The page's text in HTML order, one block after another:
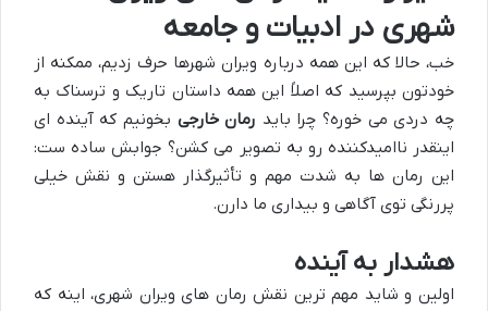
شهری در ادبیات و جامعه
خب، حالا که این همه درباره ویران شهرها حرف زدیم، ممکنه از
خودتون بپرسید که اصلاً این همه داستان تاریک و ترسناک به
چه دردی می خوره؟ چرا باید رمان خارجی بخونیم که آینده ای
اینقدر ناامیدکننده رو به تصویر می کشن؟ جوابش ساده ست:
این رمان ها به شدت مهم و تأثیرگذار هستن و نقش خیلی
پررنگی توی آگاهی و بیداری ما دارن.
هشدار به آینده
اولین و شاید مهم ترین نقش رمان های ویران شهری، اینه که